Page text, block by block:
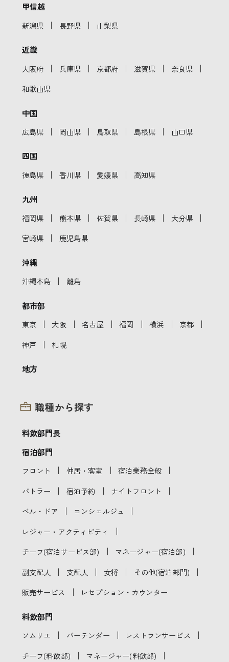
甲信越
新潟県 ｜ 長野県 ｜ 山梨県
近畿
大阪府 ｜ 兵庫県 ｜ 京都府 ｜ 滋賀県 ｜ 奈良県 ｜
和歌山県
中国
広島県 ｜ 岡山県 ｜ 鳥取県 ｜ 島根県 ｜ 山口県
四国
徳島県 ｜ 香川県 ｜ 愛媛県 ｜ 高知県
九州
福岡県 ｜ 熊本県 ｜ 佐賀県 ｜ 長崎県 ｜ 大分県 ｜
宮崎県 ｜ 鹿児島県
沖縄
沖縄本島 ｜ 離島
都市部
東京 ｜ 大阪 ｜ 名古屋 ｜ 福岡 ｜ 横浜 ｜ 京都 ｜
神戸 ｜ 札幌
地方
職種から探す
料飲部門長
宿泊部門
フロント ｜ 仲居・客室 ｜ 宿泊業務全般 ｜
バトラー ｜ 宿泊予約 ｜ ナイトフロント ｜
ベル・ドア ｜ コンシェルジュ ｜
レジャー・アクティビティ ｜
チーフ(宿泊サービス部) ｜ マネージャー(宿泊部) ｜
副支配人 ｜ 支配人 ｜ 女将 ｜ その他(宿泊部門) ｜
販売サービス ｜ レセプション・カウンター
料飲部門
ソムリエ ｜ バーテンダー ｜ レストランサービス ｜
チーフ(料飲部) ｜ マネージャー(料飲部) ｜